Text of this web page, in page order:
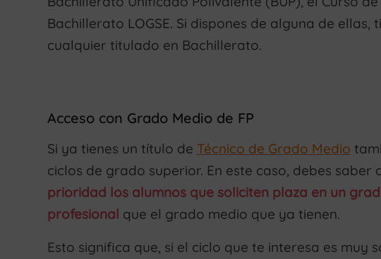
Bachillerato LOGSE. Si dispones de alguna de
cualquier titulado en Bachillerato.
Acceso con Grado Medio de FP
Si ya tienes un título de Técnico de Grado Medio
ciclos de grado superior. En este caso, debes saber
prioridad los alumnos que soliciten plaza en un
profesional que el grado medio que ya tienen.
Esto significa que, si el ciclo que te interesa es